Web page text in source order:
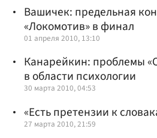
Вашичек: предельная
«Локомотив» в финал
01 апреля 2010, 13:10
Канарейкин: проблемы
в области психологии
30 марта 2010, 04:53
«Есть претензии к
27 марта 2010, 21:59